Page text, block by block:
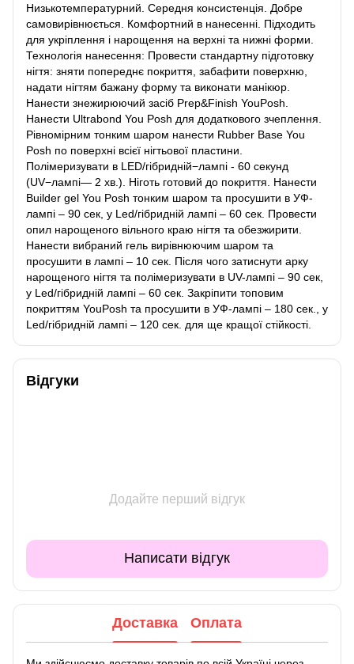
Низькотемпературний. Середня консистенція. Добре
самовирівнюється. Комфортний в нанесенні. Підходить
для укріплення і нарощення на верхні та нижні форми.
Технологія нанесення: Провести стандартну підготовку
нігтя: зняти попереднє покриття, забафити поверхню,
надати нігтям бажану форму та виконати манікюр.
Нанести знежирюючий засіб Prep&Finish YouPosh.
Нанести Ultrabond You Posh для додаткового зчеплення.
Рівномірним тонким шаром нанести Rubber Base You
Posh по поверхні всієї нігтьової пластини.
Полімеризувати в LED/гібридній−лампі - 60 секунд
(UV−лампі— 2 хв.). Ніготь готовий до покриття. Нанести
Builder gel You Posh тонким шаром та просушити в УФ-
лампі – 90 сек, у Led/гібридній лампі – 60 сек. Провести
опил нарощеного вільного краю нігтя та обезжирити.
Нанести вибраний гель вирівнюючим шаром та
просушити в лампі – 10 сек. Після чого затиснути арку
нарощеного нігтя та полімеризувати в UV-лампі – 90 сек,
у Led/гібридній лампі – 60 сек. Закріпити топовим
покриттям YouPosh та просушити в УФ-лампі – 180 сек., у
Led/гібридній лампі – 120 сек. для ще кращої стійкості.
Відгуки
Додайте перший відгук
Написати відгук
Доставка Оплата